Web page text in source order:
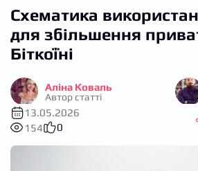
Криптовалюта
Біржі
Трейдинг
Гаманці
Схематика
для збільшення
Біткоїні
Аліна Коваль
Автор статті
13.05.2026
154
0